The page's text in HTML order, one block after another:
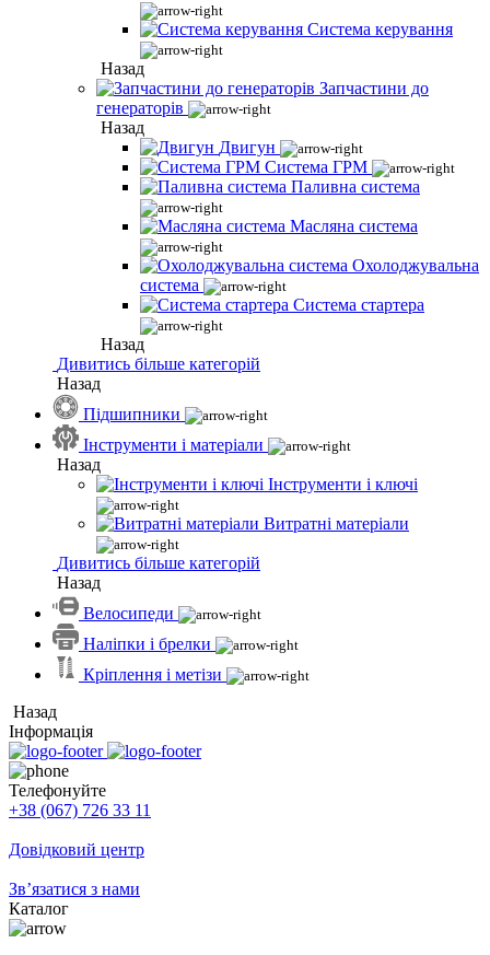
Система керування
Назад
Запчастини до
генераторів
Назад
Двигун
Система ГРМ
Паливна система
Масляна система
Охолоджувальна
система
Система стартера
Назад
Дивитись більше категорій
Назад
Підшипники
Інструменти і матеріали
Назад
Інструменти і ключі
Витратні матеріали
Дивитись більше категорій
Назад
Велосипеди
Наліпки і брелки
Кріплення і метізи
Назад
Інформація
Телефонуйте
+38 (067) 726 33 11
Довідковий центр
Зв’язатися з нами
Каталог